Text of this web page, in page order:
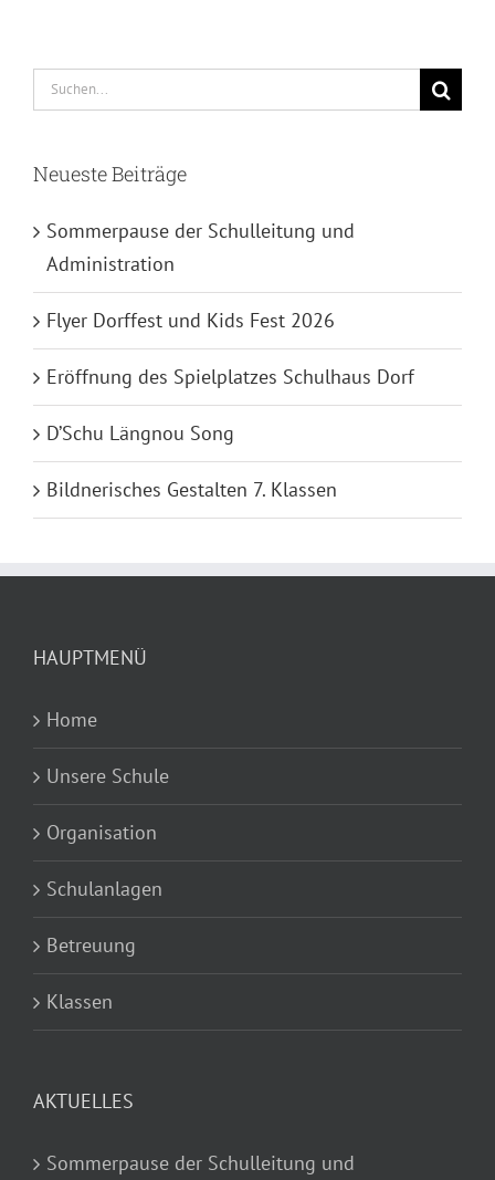
Suche
nach:
Neueste Beiträge
Sommerpause der Schulleitung und
Administration
Flyer Dorffest und Kids Fest 2026
Eröffnung des Spielplatzes Schulhaus Dorf
D’Schu Längnou Song
Bildnerisches Gestalten 7. Klassen
HAUPTMENÜ
Home
Unsere Schule
Organisation
Schulanlagen
Betreuung
Klassen
AKTUELLES
Sommerpause der Schulleitung und